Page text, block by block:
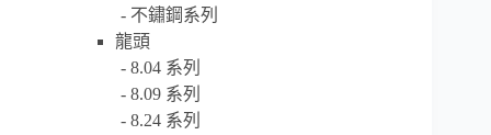
不鏽鋼系列
龍頭
8.04 系列
8.09 系列
8.24 系列